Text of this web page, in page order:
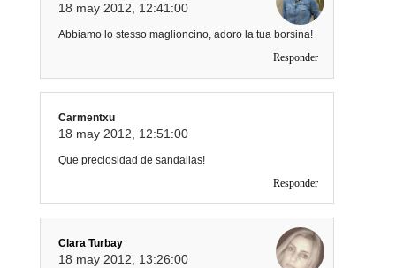
18 may 2012, 12:41:00
Abbiamo lo stesso maglioncino, adoro la tua borsina!
Responder
Carmentxu
18 may 2012, 12:51:00
Que preciosidad de sandalias!
Responder
Clara Turbay
18 may 2012, 13:26:00